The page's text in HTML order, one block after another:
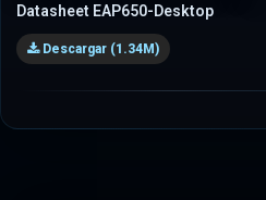
Datasheet EAP650-Desktop
Descargar (1.34M)